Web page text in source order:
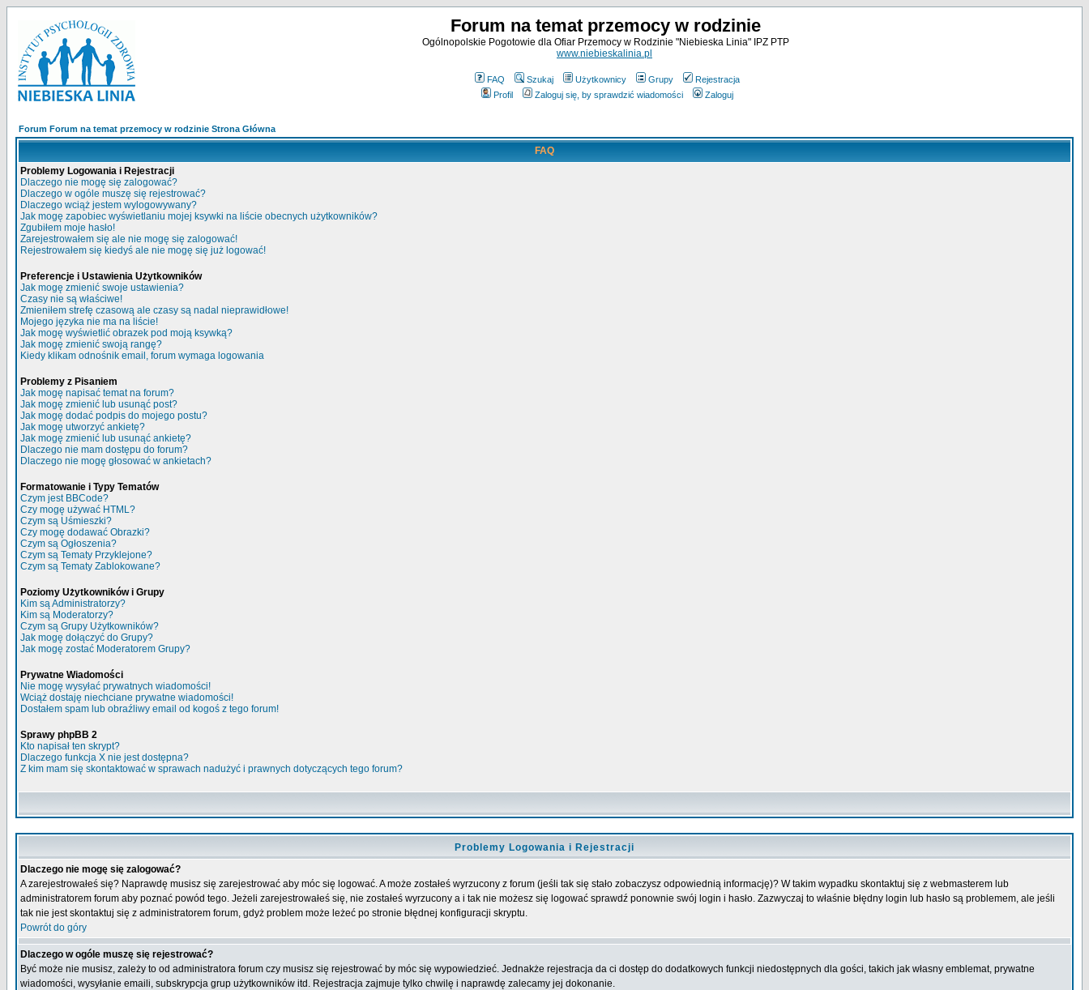
Forum na temat przemocy w rodzinie
Ogólnopolskie Pogotowie dla Ofiar Przemocy w Rodzinie "Niebieska Linia" IPZ PTP
www.niebieskalinia.pl
FAQ Szukaj Użytkownicy Grupy
Rejestracja
Profil
Zaloguj się, by sprawdzić wiadomości Zaloguj
Forum Forum na temat przemocy w rodzinie Strona Główna
FAQ
Problemy Logowania i Rejestracji
Dlaczego nie mogę się zalogować?
Dlaczego w ogóle muszę się rejestrować?
Dlaczego wciąż jestem wylogowywany?
Jak mogę zapobiec wyświetlaniu mojej ksywki na liście obecnych użytkowników?
Zgubiłem moje hasło!
Zarejestrowałem się ale nie mogę się zalogować!
Rejestrowałem się kiedyś ale nie mogę się już logować!
Preferencje i Ustawienia Użytkowników
Jak mogę zmienić swoje ustawienia?
Czasy nie są właściwe!
Zmieniłem strefę czasową ale czasy są nadal nieprawidłowe!
Mojego języka nie ma na liście!
Jak mogę wyświetlić obrazek pod moją ksywką?
Jak mogę zmienić swoją rangę?
Kiedy klikam odnośnik email, forum wymaga logowania
Problemy z Pisaniem
Jak mogę napisać temat na forum?
Jak mogę zmienić lub usunąć post?
Jak mogę dodać podpis do mojego postu?
Jak mogę utworzyć ankietę?
Jak mogę zmienić lub usunąć ankietę?
Dlaczego nie mam dostępu do forum?
Dlaczego nie mogę głosować w ankietach?
Formatowanie i Typy Tematów
Czym jest BBCode?
Czy mogę używać HTML?
Czym są Uśmieszki?
Czy mogę dodawać Obrazki?
Czym są Ogłoszenia?
Czym są Tematy Przyklejone?
Czym są Tematy Zablokowane?
Poziomy Użytkowników i Grupy
Kim są Administratorzy?
Kim są Moderatorzy?
Czym są Grupy Użytkowników?
Jak mogę dołączyć do Grupy?
Jak mogę zostać Moderatorem Grupy?
Prywatne Wiadomości
Nie mogę wysyłać prywatnych wiadomości!
Wciąż dostaję niechciane prywatne wiadomości!
Dostałem spam lub obraźliwy email od kogoś z tego forum!
Sprawy phpBB 2
Kto napisał ten skrypt?
Dlaczego funkcja X nie jest dostępna?
Z kim mam się skontaktować w sprawach nadużyć i prawnych dotyczących tego forum?
Problemy Logowania i Rejestracji
Dlaczego nie mogę się zalogować?
A zarejestrowałeś się? Naprawdę musisz się zarejestrować aby móc się logować. A może zostałeś wyrzucony z forum (jeśli tak się stało zobaczysz odpowiednią informację)? W takim wypadku skontaktuj się z webmasterem lub
administratorem forum aby poznać powód tego. Jeżeli zarejestrowałeś się, nie zostałeś wyrzucony a i tak nie możesz się logować sprawdź ponownie swój login i hasło. Zazwyczaj to właśnie błędny login lub hasło są problemem, ale jeśli
tak nie jest skontaktuj się z administratorem forum, gdyż problem może leżeć po stronie błędnej konfiguracji skryptu.
Powrót do góry
Dlaczego w ogóle muszę się rejestrować?
Być może nie musisz, zależy to od administratora forum czy musisz się rejestrować by móc się wypowiedzieć. Jednakże rejestracja da ci dostęp do dodatkowych funkcji niedostępnych dla gości, takich jak własny emblemat, prywatne
wiadomości, wysyłanie emaili, subskrypcja grup użytkowników itd. Rejestracja zajmuje tylko chwilę i naprawdę zalecamy jej dokonanie.